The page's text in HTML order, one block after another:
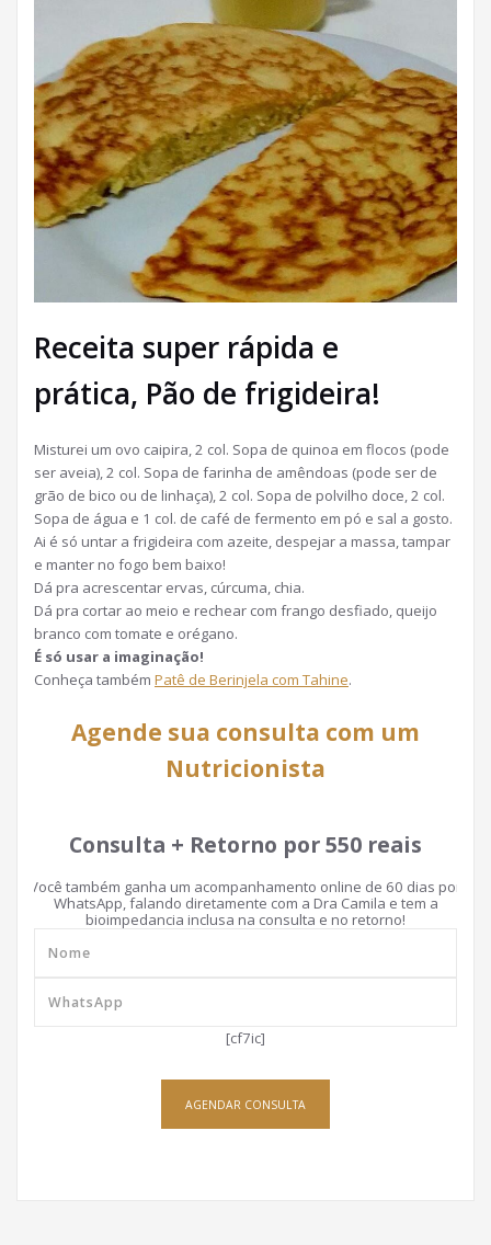
Receita super rápida e
prática, Pão de frigideira!
Misturei um ovo caipira, 2 col. Sopa de quinoa em flocos (pode
ser aveia), 2 col. Sopa de farinha de amêndoas (pode ser de
grão de bico ou de linhaça), 2 col. Sopa de polvilho doce, 2 col.
Sopa de água e 1 col. de café de fermento em pó e sal a gosto.
Ai é só untar a frigideira com azeite, despejar a massa, tampar
e manter no fogo bem baixo!
Dá pra acrescentar ervas, cúrcuma, chia.
Dá pra cortar ao meio e rechear com frango desfiado, queijo
branco com tomate e orégano.
É só usar a imaginação!
Conheça também Patê de Berinjela com Tahine.
Agende sua consulta com um
Nutricionista
Consulta + Retorno por 550 reais
Você também ganha um acompanhamento online de 60 dias por
WhatsApp, falando diretamente com a Dra Camila e tem a
bioimpedancia inclusa na consulta e no retorno!
[cf7ic]
AGENDAR CONSULTA